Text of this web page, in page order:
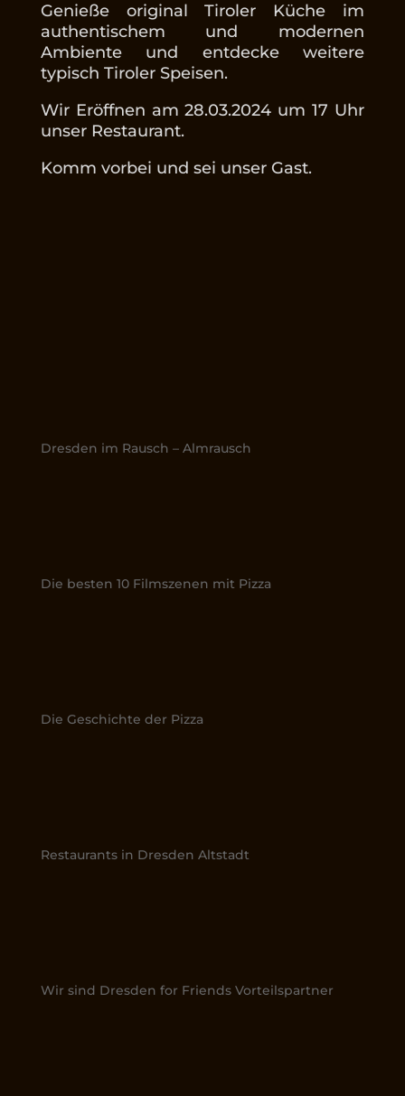
Genieße original Tiroler Küche im
authentischem und modernen
Ambiente und entdecke weitere
typisch Tiroler Speisen.
Wir Eröffnen am 28.03.2024 um 17 Uhr
unser Restaurant.
Komm vorbei und sei unser Gast.
Dresden im Rausch – Almrausch
Die besten 10 Filmszenen mit Pizza
Die Geschichte der Pizza
Restaurants in Dresden Altstadt
Wir sind Dresden for Friends Vorteilspartner